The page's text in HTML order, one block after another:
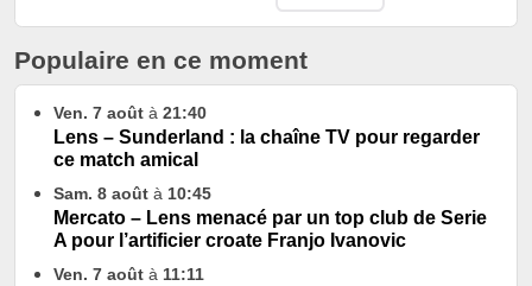
Populaire en ce moment
Ven. 7 août à 21:40
Lens – Sunderland : la chaîne TV pour regarder
ce match amical
Sam. 8 août à 10:45
Mercato – Lens menacé par un top club de Serie
A pour l’artificier croate Franjo Ivanovic
Ven. 7 août à 11:11